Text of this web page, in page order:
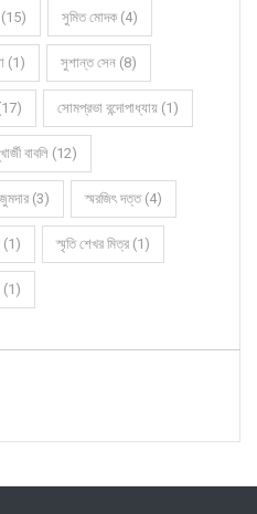
(15) সুমিত মোদক (4)
(1) সুশান্ত সেন (8)
সোমপ্রভা বন্দোপাধ্যায় (1)
বাবলি (12)
(3) স্মরজিৎ দত্ত (4)
(1) স্মৃতি শেখর মিত্র (1)
(1)